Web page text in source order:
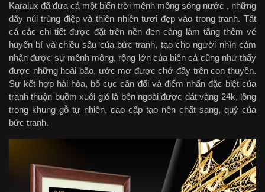
Karalux đã đưa cả một biển trời mênh mông sóng nước , những
dãy núi trùng điệp và thiên nhiên tươi đẹp vào trong tranh. Tất
cả các chi tiết được đặt trên nền đen càng làm tăng thêm vẻ
huyển bí và chiều sâu của bức tranh, tạo cho người nhìn cảm
nhận được sự mênh mông, rộng lớn của biển cả cũng như thấy
được những hoài bão, ước mơ được chở đầy trên con thuyền.
Sự kết hợp hài hòa, bố cục cân đối và điểm nhấn đặc biệt của
tranh thuận buồm xuôi gió là bên ngoài được dát vàng 24k, lồng
trong khung gỗ tự nhiên, cao cấp tạo nên chất sang, quý của
bức tranh.